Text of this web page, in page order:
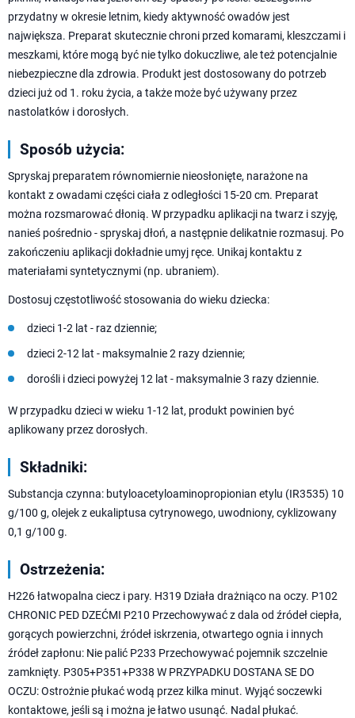
przydatny w okresie letnim, kiedy aktywność owadów jest
największa. Preparat skutecznie chroni przed komarami, kleszczami i
meszkami, które mogą być nie tylko dokuczliwe, ale też potencjalnie
niebezpieczne dla zdrowia. Produkt jest dostosowany do potrzeb
dzieci już od 1. roku życia, a także może być używany przez
nastolatków i dorosłych.
Sposób użycia:
Spryskaj preparatem równomiernie nieosłonięte, narażone na
kontakt z owadami części ciała z odległości 15-20 cm. Preparat
można rozsmarować dłonią. W przypadku aplikacji na twarz i szyję,
nanieś pośrednio - spryskaj dłoń, a następnie delikatnie rozmasuj. Po
zakończeniu aplikacji dokładnie umyj ręce. Unikaj kontaktu z
materiałami syntetycznymi (np. ubraniem).
Dostosuj częstotliwość stosowania do wieku dziecka:
dzieci 1-2 lat - raz dziennie;
dzieci 2-12 lat - maksymalnie 2 razy dziennie;
dorośli i dzieci powyżej 12 lat - maksymalnie 3 razy dziennie.
W przypadku dzieci w wieku 1-12 lat, produkt powinien być
aplikowany przez dorosłych.
Składniki:
Substancja czynna: butyloacetyloaminopropionian etylu (IR3535) 10
g/100 g, olejek z eukaliptusa cytrynowego, uwodniony, cyklizowany
0,1 g/100 g.
Ostrzeżenia:
H226 łatwopalna ciecz i pary. H319 Działa drażniąco na oczy. P102
CHRONIC PED DZEĆMI P210 Przechowywać z dala od źródeł ciepła,
gorących powierzchni, źródeł iskrzenia, otwartego ognia i innych
źródeł zapłonu: Nie palić P233 Przechowywać pojemnik szczelnie
zamknięty. P305+P351+P338 W PRZYPADKU DOSTANA SE DO
OCZU: Ostrożnie płukać wodą przez kilka minut. Wyjąć soczewki
kontaktowe, jeśli są i można je łatwo usunąć. Nadal płukać.